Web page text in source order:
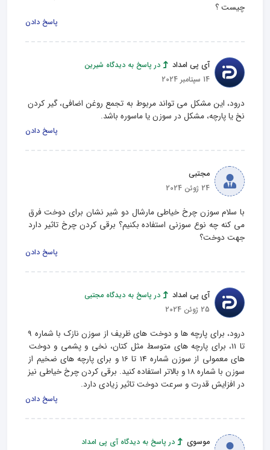
چیست ؟
پاسخ دادن
آی پی امداد
در پاسخ به دیدگاه شیرین
14 سپتامبر 2024
درود، این مشکل می تواند مربوط به تجمع روغن اضافی، گیر کردن
نخ یا پارچه، مشکل در سوزن یا ماسوره باشد.
پاسخ دادن
مجتبی
24 ژوئن 2024
با سلام سوزن چرخ خیاطی مارشال دو شیر نشان برای دوخت فرق
می کنه چه نوع سوزنی استفاده بکنیم؟ برقی کردن چرخ تاثیر دارد
جهت دوخت؟
پاسخ دادن
آی پی امداد
در پاسخ به دیدگاه مجتبی
25 ژوئن 2024
درود، برای پارچه‌ ها و دوخت های ظریف از سوزن‌ نازک با شماره 9
های معمولی از سوزن‌ شماره 14 تا 16 و برای پارچه‌ های ضخیم از
سوزن‌ با شماره 18 و بالاتر استفاده کنید. برقی کردن چرخ خیاطی نیز
در افزایش قدرت و سرعت دوخت تاثیر زیادی دارد.
پاسخ دادن
موسوی در پاسخ به دیدگاه آی پی امداد